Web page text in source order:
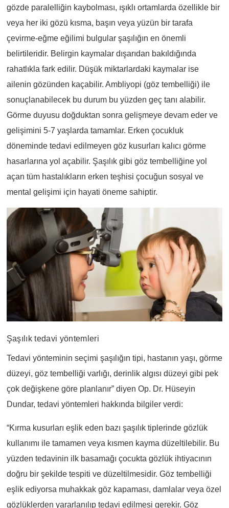
gözde paralelliğin kaybolması, ışıklı ortamlarda özellikle bir
veya her iki gözü kısma, başın veya yüzün bir tarafa
çevirme-eğme eğilimi bulgular şaşılığın en önemli
belirtileridir. Belirgin kaymalar dışarıdan bakıldığında
rahatlıkla fark edilir. Düşük miktarlardaki kaymalar ise
ailenin gözünden kaçabilir. Ambliyopi (göz tembelliği) ile
sonuçlanabilecek bu durum bu yüzden geç tanı alabilir.
Görme duyusu doğduktan sonra gelişmeye devam eder ve
gelişimini 5-7 yaşlarda tamamlar. Erken çocukluk
döneminde tedavi edilmeyen göz kusurları kalıcı görme
hasarlarına yol açabilir. Şaşılık gibi göz tembelliğine yol
açan tüm hastalıkların erken teşhisi çocuğun sosyal ve
mental gelişimi için hayati öneme sahiptir.
Şaşılık tedavi yöntemleri
Tedavi yönteminin seçimi şaşılığın tipi, hastanın yaşı, görme
düzeyi, göz tembelliği varlığı, derinlik algısı düzeyi gibi pek
çok değişkene göre planlanır” diyen Op. Dr. Hüseyin
Dundar, tedavi yöntemleri hakkında bilgiler verdi:
“Kırma kusurları eşlik eden bazı şaşılık tiplerinde gözlük
kullanımı ile tamamen veya kısmen kayma düzeltilebilir. Bu
yüzden tedavinin ilk basamağı çocukta gözlük ihtiyacının
doğru bir şekilde tespiti ve düzeltilmesidir. Göz tembelliği
eşlik ediyorsa muhakkak göz kapaması, damlalar veya özel
gözlüklerden yararlanılıp tedavi edilmesi gerekir. Göz